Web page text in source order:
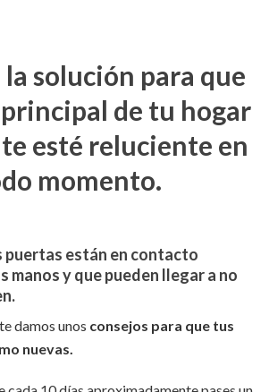
la solución para que
de tu hogar
esté reluciente en
momento.
puertas están en contacto
manos y que pueden llegar a no
damos unos consejos para que tus
nuevas.